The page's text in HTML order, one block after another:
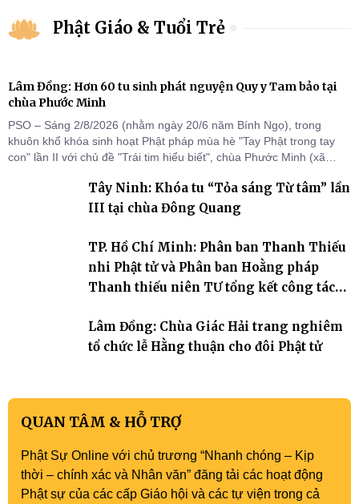
Phật Giáo & Tuổi Trẻ
Lâm Đồng: Hơn 60 tu sinh phát nguyện Quy y Tam bảo tại
chùa Phước Minh
PSO – Sáng 2/8/2026 (nhằm ngày 20/6 năm Bính Ngọ), trong
khuôn khổ khóa sinh hoạt Phật pháp mùa hè "Tay Phật trong tay
con" lần II với chủ đề "Trái tim hiểu biết", chùa Phước Minh (xã
cho hơn 60 tu sinh.Tây Ninh: Khóa tu “Tỏa sáng Từ tâm” lần
III tại chùa Đông Quang
TP. Hồ Chí Minh: Phân ban Thanh Thiếu
nhi Phật tử và Phân ban Hoằng pháp
Thanh thiếu niên TƯ tổng kết công tác
Lâm Đồng: Chùa Giác Hải trang nghiêm
tổ chức lễ Hằng thuận cho đôi Phật tử
QUAN TÂM & HỖ TRỢ
Phật Sự Online với chủ trương “Nhanh chóng – Kịp
thời – chính xác và Nhân văn” đăng tải các hoạt động
Phật sự của các cấp Giáo hội và các tự viện trong cả